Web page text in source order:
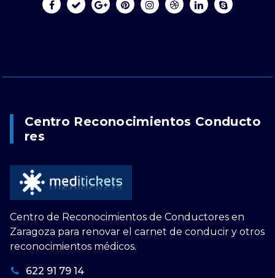
Centro Reconocimientos Conducto
Res
Centro de Reconocimientos de Conductores en
Zaragoza para renovar el carnet de conducir y otros
reconocimientos médicos.
622 91 79 14